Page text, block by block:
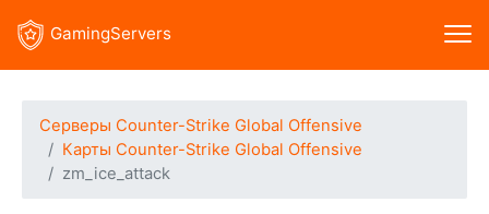
GamingServers
Серверы Counter-Strike Global Offensive
Карты Counter-Strike Global Offensive
zm_ice_attack